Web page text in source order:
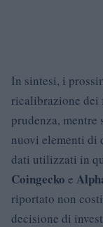
In sintesi, i
ricalibrazione dei
prudenza,
nuovi elementi di
dati utilizzati in
Coingecko e
riportato non
decisione di